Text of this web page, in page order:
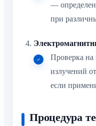
—
при
Проверка на
излучений
если
Процедура